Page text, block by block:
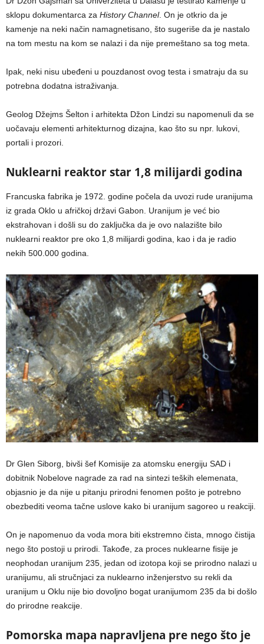
sklopu dokumentarca za History Channel. On je otkrio da je
kamenje na neki način namagnetisano, što sugeriše da je nastalo
na tom mestu na kom se nalazi i da nije premeštano sa tog meta.
Ipak, neki nisu ubeđeni u pouzdanost ovog testa i smatraju da su
potrebna dodatna istraživanja.
Geolog Džejms Šelton i arhitekta Džon Lindzi su napomenuli da se
uočavaju elementi arhitekturnog dizajna, kao što su npr. lukovi,
portali i prozori.
Nuklearni reaktor star 1,8 milijardi godina
Francuska fabrika je 1972. godine počela da uvozi rude uranijuma
iz grada Oklo u afričkoj državi Gabon. Uranijum je već bio
ekstrahovan i došli su do zaključka da je ovo nalazište bilo
nuklearni reaktor pre oko 1,8 milijardi godina, kao i da je radio
nekih 500.000 godina.
Dr Glen Siborg, bivši šef Komisije za atomsku energiju SAD i
dobitnik Nobelove nagrade za rad na sintezi teških elemenata,
objasnio je da nije u pitanju prirodni fenomen pošto je potrebno
obezbediti veoma tačne uslove kako bi uranijum sagoreo u reakciji.
On je napomenuo da voda mora biti ekstremno čista, mnogo čistija
nego što postoji u prirodi. Takođe, za proces nuklearne fisije je
neophodan uranijum 235, jedan od izotopa koji se prirodno nalazi u
uranijumu, ali stručnjaci za nuklearno inženjerstvo su rekli da
uranijum u Oklu nije bio dovoljno bogat uranijumom 235 da bi došlo
do prirodne reakcije.
Pomorska mapa napravljena pre nego što je